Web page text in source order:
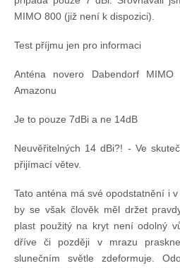
MIMO 800 (již není k dispozici).
Test příjmu jen pro informaci
Anténa novero Dabendorf
Amazonu
Je to pouze 7dBi a ne 14dB
Neuvěřitelných 14 dBi?! - Ve
přijímací větev.
Tato anténa má své opodstatnění i
by se však člověk měl držet
plast použitý na kryt není odolný
dříve či později v mrazu
slunečním světle zdeformuje.